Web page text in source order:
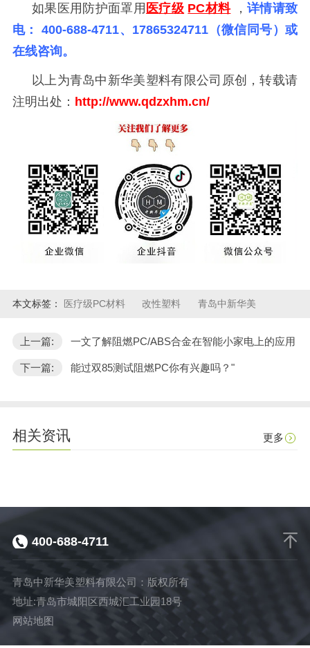
如果 医用防护面罩用 医疗级 PC材料 ，详情请致
电：
400-688-4711、17865324711（微信同号）或
在线咨询。
以上为青岛中新华美塑料有限公司原创，转载请
注明出处： http://www.qdzxhm.cn/
本文标签： 医疗级PC材料 改性塑料 青岛中新华美
上一篇: 一文了解阻燃PC/ABS合金在智能小家电上的应用
下一篇: 能过双85测试阻燃PC你有兴趣吗？"
相关资讯 更多
400-688-4711
青岛中新华美塑料有限公司：版权所有
地址:青岛市城阳区西城汇工业园18号
网站地图